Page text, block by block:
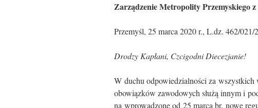
Zarządzenie Metropolity Przemyskiego
Przemyśl, 25 marca 2020 r., L.dz. 462/021/
Drodzy Kapłani, Czcigodni Diecezjanie!
W duchu odpowiedzialności za
obowiązków zawodowych służą innym i
na wprowadzone od 25 marca br. nowe